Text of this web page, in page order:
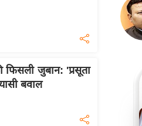
जुबान: 'प्रसूता
बवाल